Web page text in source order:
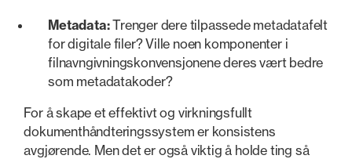
Metadata:Trenger dere tilpassede metadatafelt
for digitale filer? Ville noen komponenter i
filnavngivningskonvensjonene deres vært bedre
som metadatakoder?
For å skape et effektivt og virkningsfullt
dokumenthåndteringssystem er konsistens
avgjørende. Men det er også viktig å holde ting så